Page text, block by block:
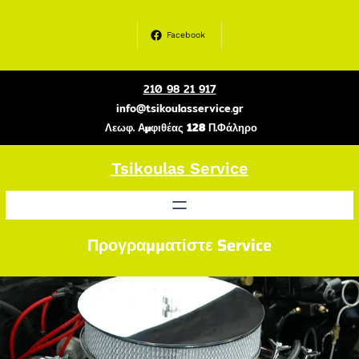
Facebook
210 98 21 917
info@tsikoulasservice.gr
Λεωφ. Αμφιθέας 128 Π.Φάληρο
Tsikoulas Service
Προγραμματίστε Service